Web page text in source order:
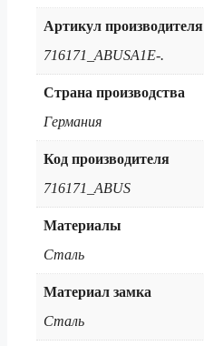
Артикул производителя
716171_ABUSA1E-.
Страна производства
Германия
Код производителя
716171_ABUS
Материалы
Сталь
Материал замка
Сталь